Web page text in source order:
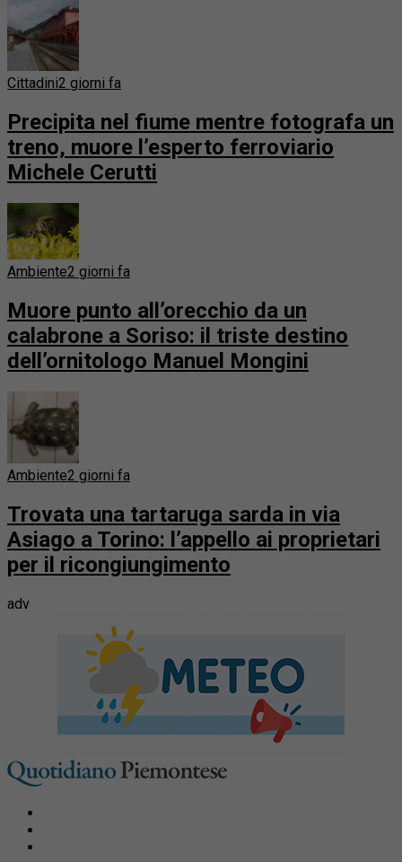
Cittadini2 giorni fa
Precipita nel fiume mentre fotografa un
treno, muore l’esperto ferroviario
Michele Cerutti
Ambiente2 giorni fa
Muore punto all’orecchio da un
calabrone a Soriso: il triste destino
dell’ornitologo Manuel Mongini
Ambiente2 giorni fa
Trovata una tartaruga sarda in via
Asiago a Torino: l’appello ai proprietari
per il ricongiungimento
adv